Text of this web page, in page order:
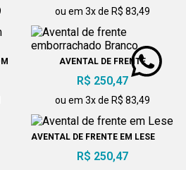
ou em 3x de R$ 83,49
AVENTAL DE FRENTE
EMBORRACHADO BRANCO
R$ 250,47
ou em 3x de R$ 83,49
AVENTAL DE FRENTE EM LESE
R$ 250,47